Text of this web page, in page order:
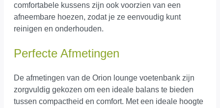
comfortabele kussens zijn ook voorzien van een
afneembare hoezen, zodat je ze eenvoudig kunt
reinigen en onderhouden.
Perfecte Afmetingen
De afmetingen van de Orion lounge voetenbank zijn
zorgvuldig gekozen om een ideale balans te bieden
tussen compactheid en comfort. Met een ideale hoogte